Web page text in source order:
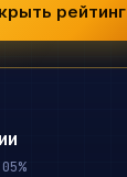
рейтинг